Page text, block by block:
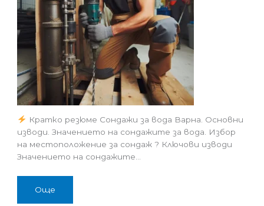
Кратко резюме Сондажи за вода Варна. Основни
изводи. Значението на сондажите за вода. Избор
на местоположение за сондаж ? Ключови изводи
Значението на сондажите…
Още